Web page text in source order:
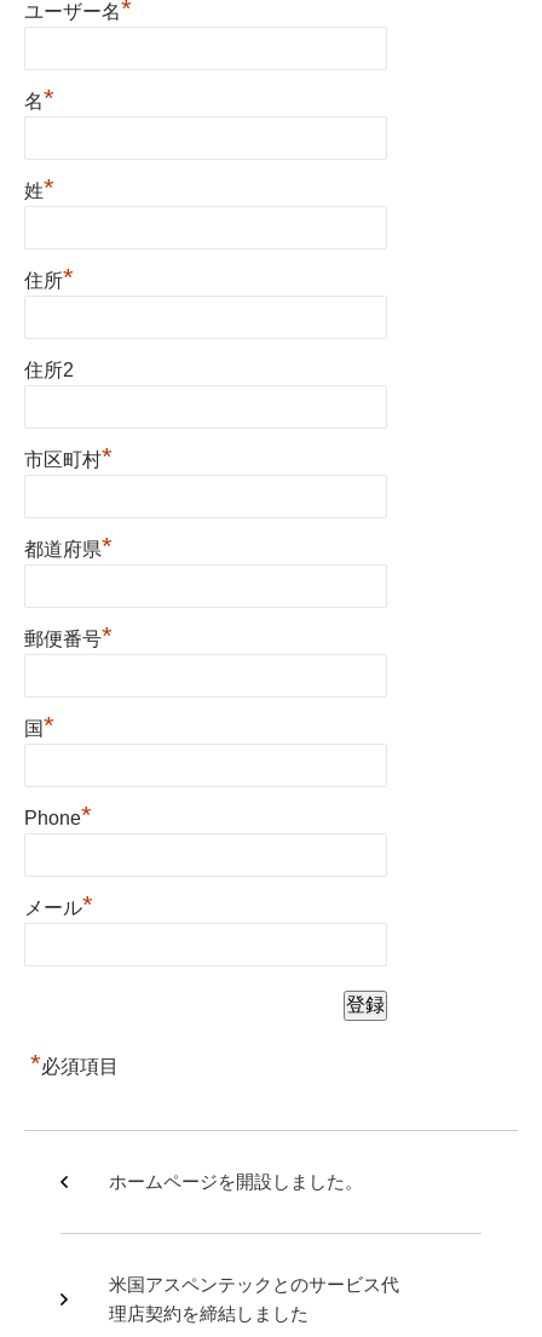
ユーザー名*
名*
姓*
住所*
住所2
市区町村*
都道府県*
郵便番号*
国*
Phone*
メール*
*必須項目
ホームページを開設しました。
米国アスペンテックとのサービス代
理店契約を締結しました